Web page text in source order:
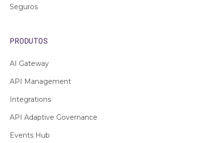
Seguros
PRODUTOS
AI Gateway
API Management
Integrations
API Adaptive Governance
Events Hub